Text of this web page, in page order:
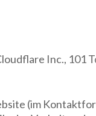
Inc., 101
(im